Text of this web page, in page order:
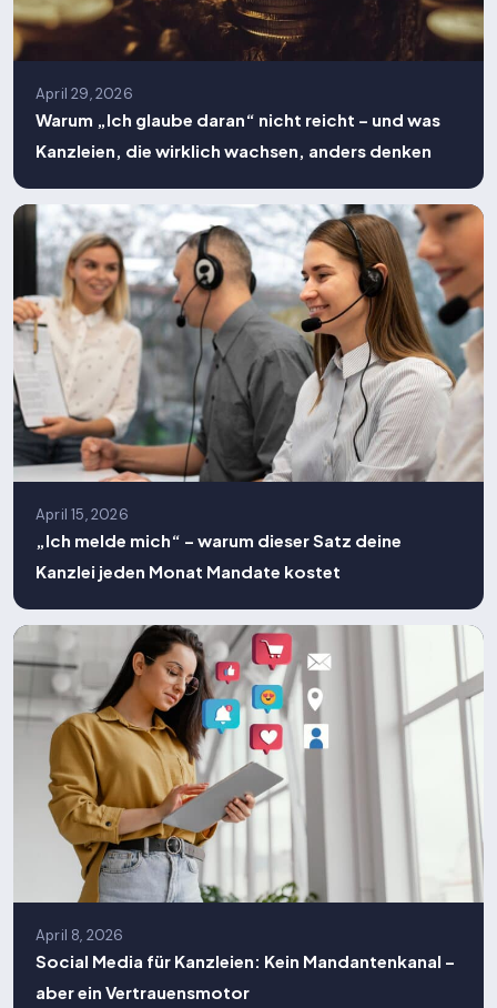
April 29, 2026
Warum „Ich glaube daran“ nicht reicht – und was
Kanzleien, die wirklich wachsen, anders denken
April 15, 2026
„Ich melde mich“ – warum dieser Satz deine
Kanzlei jeden Monat Mandate kostet
April 8, 2026
Social Media für Kanzleien: Kein Mandantenkanal –
aber ein Vertrauensmotor